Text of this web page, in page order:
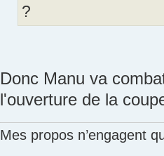
?
Donc Manu va
l'ouverture de la
Mes propos n’engagent